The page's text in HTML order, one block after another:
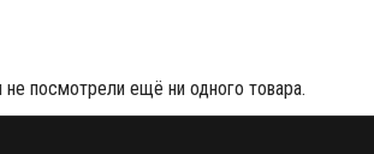
не посмотрели ещё ни одного товара.